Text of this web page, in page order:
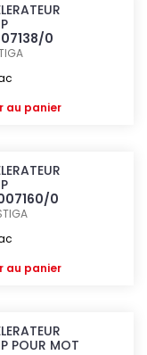
0
au panier
0
au panier
POUR MOT